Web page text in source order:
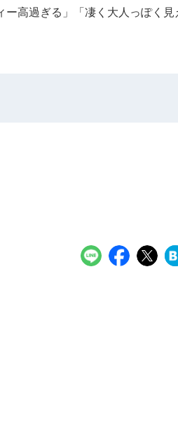
高過ぎる」「凄く大人っぽく見